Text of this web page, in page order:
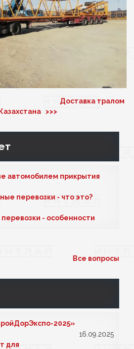
Доставка тралом
>>>
автомобилем прикрытия
перевозки - что это?
- особенности
Все вопросы
2025»
16.09.2025
для